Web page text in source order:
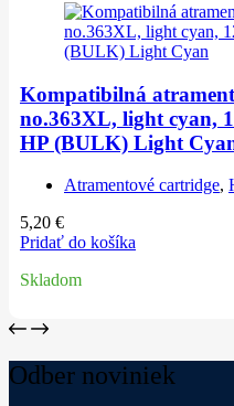
Kompatibilná
no.363XL, light cyan,
HP (BULK) Light
Atramentové cartridge,
5,20 €
Pridať do košíka
Skladom
Odber noviniek